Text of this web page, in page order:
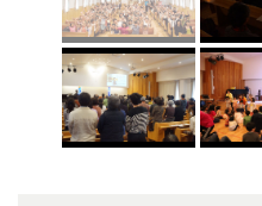
教団教派
お店・企業・その他
フリーワード